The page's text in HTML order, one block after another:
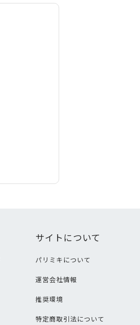
サイトについて
パリミキについて
運営会社情報
推奨環境
特定商取引法について